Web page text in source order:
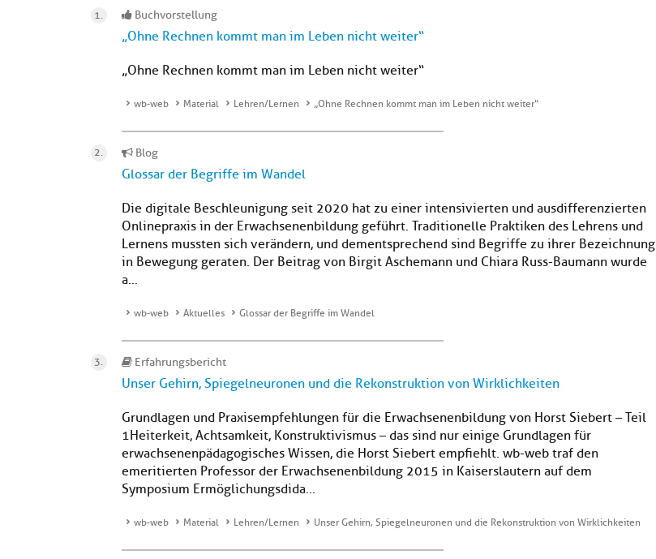
Buchvorstellung
„Ohne Rechnen kommt man im Leben nicht weiter“
„Ohne Rechnen kommt man im Leben nicht weiter“
wb-web Material Lehren/Lernen „Ohne Rechnen kommt man im Leben nicht weiter“
Blog
Glossar der Begriffe im Wandel
Die digitale Beschleunigung seit 2020 hat zu einer intensivierten und ausdifferenzierten
Onlinepraxis in der Erwachsenenbildung geführt. Traditionelle Praktiken des Lehrens und
Lernens mussten sich verändern, und dementsprechend sind Begriffe zu ihrer Bezeichnung
in Bewegung geraten. Der Beitrag von Birgit Aschemann und Chiara Russ-Baumann wurde
a...
wb-web Aktuelles Glossar der Begriffe im Wandel
Erfahrungsbericht
Unser Gehirn, Spiegelneuronen und die Rekonstruktion von Wirklichkeiten
Grundlagen und Praxisempfehlungen für die Erwachsenenbildung von Horst Siebert – Teil
1Heiterkeit, Achtsamkeit, Konstruktivismus – das sind nur einige Grundlagen für
erwachsenenpädagogisches Wissen, die Horst Siebert empfiehlt. wb-web traf den
emeritierten Professor der Erwachsenenbildung 2015 in Kaiserslautern auf dem
Symposium Ermöglichungsdida...
wb-web Material Lehren/Lernen Unser Gehirn, Spiegelneuronen und die Rekonstruktion von Wirklichkeiten